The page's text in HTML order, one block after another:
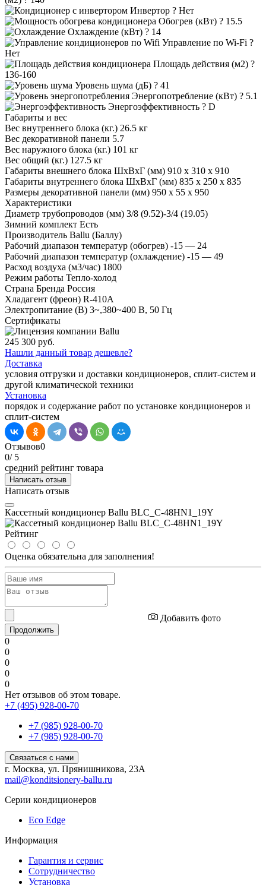
Инвертор ? Нет
Обогрев (кВт) ? 15.5
Охлаждение (кВт) ? 14
Управление по Wi-Fi ?
Нет
Площадь действия (м2) ?
136-160
Уровень шума (дБ) ? 41
Энергопотребление (кВт) ? 5.1
Энергоэффективность ? D
Габариты и вес
Вес внутреннего блока (кг.) 26.5 кг
Вес декоративной панели 5.7
Вес наружного блока (кг.) 101 кг
Вес общий (кг.) 127.5 кг
Габариты внешнего блока ШхВхГ (мм) 910 x 310 x 910
Габариты внутреннего блока ШхВхГ (мм) 835 x 250 x 835
Размеры декоративной панели (мм) 950 x 55 x 950
Характеристики
Диаметр трубопроводов (мм) 3/8 (9.52)-3/4 (19.05)
Зимний комплект Есть
Производитель Ballu (Баллу)
Рабочий диапазон температур (обогрев) -15 — 24
Рабочий диапазон температур (охлаждение) -15 — 49
Расход воздуха (м3/час) 1800
Режим работы Тепло-холод
Страна Бренда Россия
Хладагент (фреон) R-410A
Электропитание (В) 3~,380~400 В, 50 Гц
Сертификаты
245 300 руб.
Нашли данный товар дешевле?
Доставка
условия отгрузки и доставки кондиционеров, сплит-систем и
другой климатической техники
Установка
порядок и содержание работ по установке кондиционеров и
сплит-систем
Отзывов0
0/ 5
средний рейтинг товара
Написать отзыв
Написать отзыв
Кассетный кондиционер Ballu BLC_C-48HN1_19Y
Рейтинг
Оценка обязательна для заполнения!
Добавить фото
Продолжить
0
0
0
0
0
Нет отзывов об этом товаре.
+7 (495) 928-00-70
+7 (985) 928-00-70
+7 (985) 928-00-70
Связаться с нами
г. Москва, ул. Прянишникова, 23А
mail@konditsionery-ballu.ru
Серии кондиционеров
Eco Edge
Информация
Гарантия и сервис
Сотрудничество
Установка